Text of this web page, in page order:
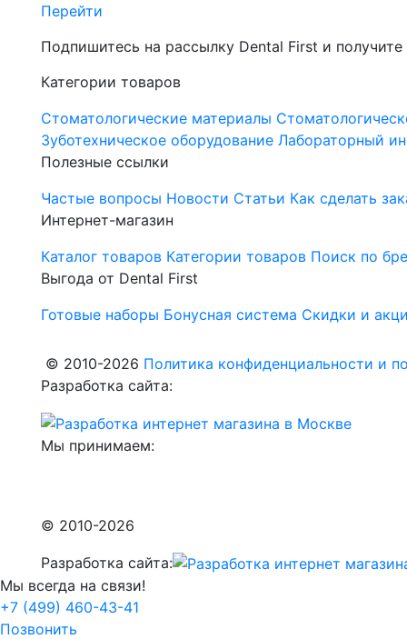
Перейти
Подпишитесь на рассылку Dental First и
Категории товаров
Стоматологические материалы
Зуботехническое оборудование Лабораторный
Полезные ссылки
Частые вопросы Новости Статьи Как сделать
Интернет-магазин
Каталог товаров Категории товаров Поиск по
Выгода от Dental First
Готовые наборы Бонусная система Скидки и
© 2010-2026 Политика конфиденциальности и
Разработка сайта:
Мы принимаем:
© 2010-2026
Разработка сайта:
Мы всегда на связи!
+7 (499) 460-43-41
Позвонить